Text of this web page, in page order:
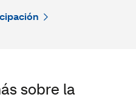
sobre la